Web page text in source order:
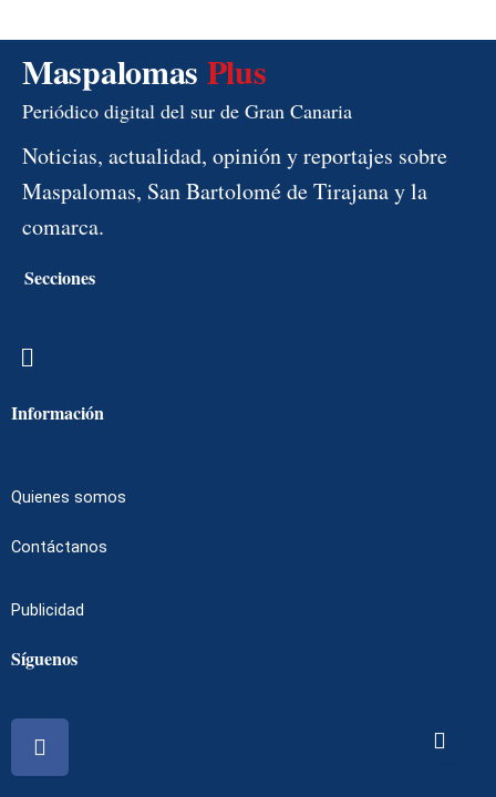
Maspalomas Plus
Periódico digital del sur de Gran Canaria
Noticias, actualidad, opinión y reportajes sobre
Maspalomas, San Bartolomé de Tirajana y la
comarca.
Secciones
Menú
Información
Quienes somos
Contáctanos
Publicidad
Síguenos
Facebook
Instagram